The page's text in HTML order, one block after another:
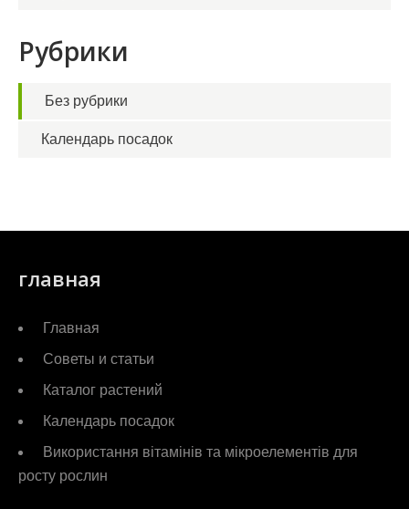
Рубрики
Без рубрики
Календарь посадок
главная
Главная
Советы и статьи
Каталог растений
Календарь посадок
Використання вітамінів та мікроелементів для
росту рослин